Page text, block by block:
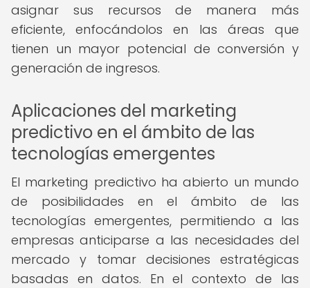
asignar sus recursos de manera más
eficiente, enfocándolos en las áreas que
tienen un mayor potencial de conversión y
generación de ingresos.
Aplicaciones del marketing
predictivo en el ámbito de las
tecnologías emergentes
El marketing predictivo ha abierto un mundo
de posibilidades en el ámbito de las
tecnologías emergentes, permitiendo a las
empresas anticiparse a las necesidades del
mercado y tomar decisiones estratégicas
basadas en datos. En el contexto de las